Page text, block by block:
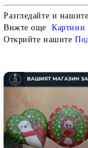
Разгледайте и нашите
Вижте още
Картини
Открийте нашите